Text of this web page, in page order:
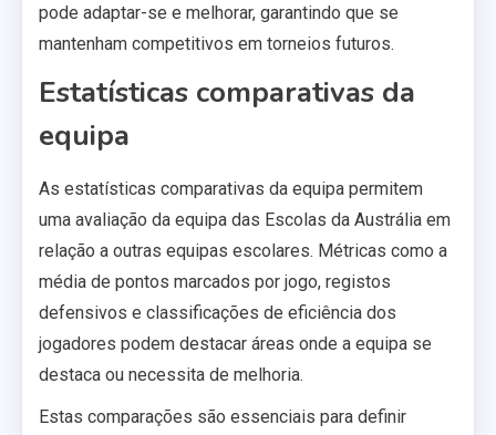
pode adaptar-se e melhorar, garantindo que se
mantenham competitivos em torneios futuros.
Estatísticas comparativas da
equipa
As estatísticas comparativas da equipa permitem
uma avaliação da equipa das Escolas da Austrália em
relação a outras equipas escolares. Métricas como a
média de pontos marcados por jogo, registos
defensivos e classificações de eficiência dos
jogadores podem destacar áreas onde a equipa se
destaca ou necessita de melhoria.
Estas comparações são essenciais para definir